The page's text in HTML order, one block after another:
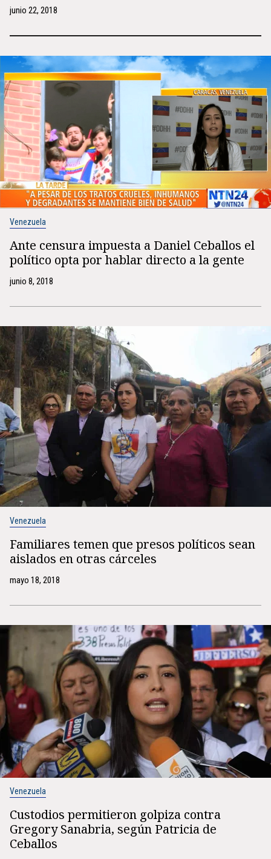
junio 22, 2018
Venezuela
Ante censura impuesta a Daniel Ceballos el
político opta por hablar directo a la gente
junio 8, 2018
Venezuela
Familiares temen que presos políticos sean
aislados en otras cárceles
mayo 18, 2018
Venezuela
Custodios permitieron golpiza contra
Gregory Sanabria, según Patricia de
Ceballos